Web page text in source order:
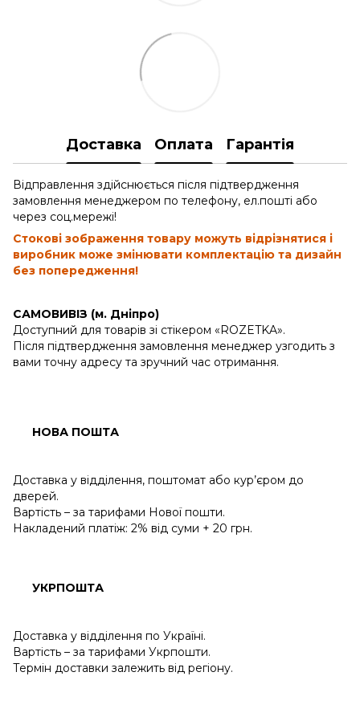
Доставка Оплата Гарантія
Відправлення здійснюється після підтвердження
замовлення менеджером по телефону, ел.пошті або
через соц.мережі!
Стокові зображення товару можуть відрізнятися і
виробник може змінювати комплектацію та дизайн
без попередження!
САМОВИВІЗ (м. Дніпро)
Доступний для товарів зі стікером «ROZETKA».
Після підтвердження замовлення менеджер узгодить з
вами точну адресу та зручний час отримання.
НОВА ПОШТА
Доставка у відділення, поштомат або кур’єром до
дверей.
Вартість – за тарифами Нової пошти.
Накладений платіж: 2% від суми + 20 грн.
УКРПОШТА
Доставка у відділення по Україні.
Вартість – за тарифами Укрпошти.
Термін доставки залежить від регіону.